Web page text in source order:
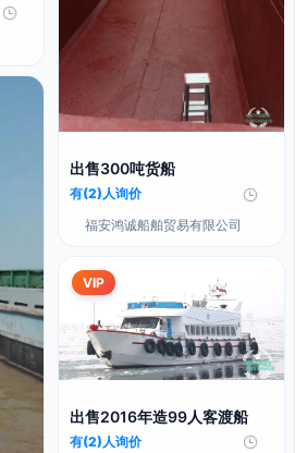
出售300吨货船
有(2)人询价
福安鸿诚船舶贸易有限公司
VIP
出售2016年造99人客渡船
有(2)人询价